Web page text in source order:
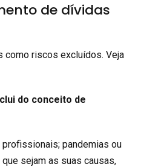
de dívidas
como riscos excluídos. Veja
do conceito de
profissionais; pandemias ou
sejam as suas causas,